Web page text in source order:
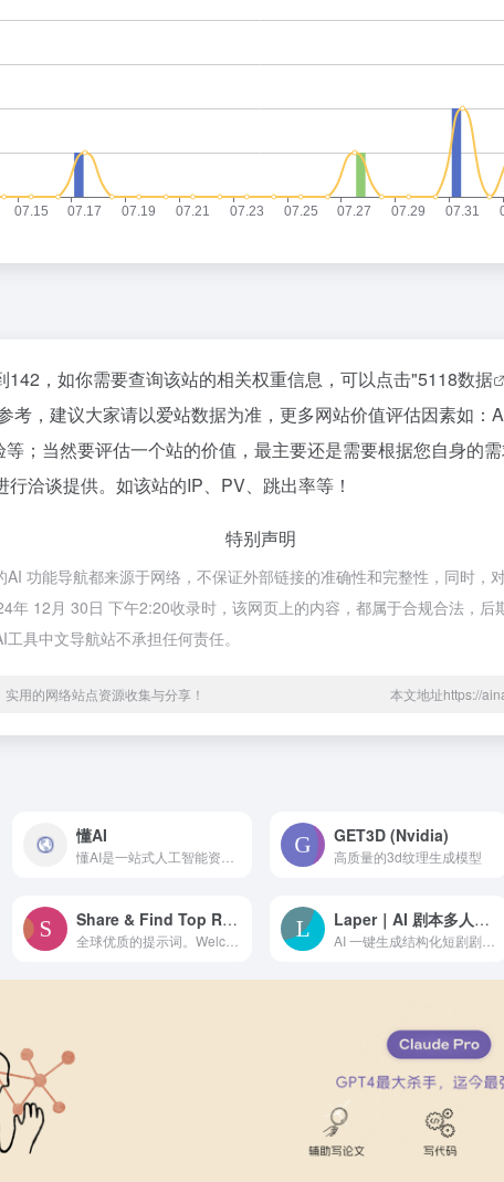
142，如你需要查询该站的相关权重信息，可以点击"5118数据
考，建议大家请以爱站数据为准，更多网站价值评估因素如：
；当然要评估一个站的价值，最主要还是需要根据您自身的
洽谈提供。如该站的IP、PV、跳出率等！
特别声明
功能导航都来源于网络，不保证外部链接的准确性和完整性，同时，
年 12月 30日 下午2:20收录时，该网页上的内容，都属于合规合法，后
具中文导航站不承担任何责任。
用的网络站点资源收集与分享！ 本文地址https://
懂AI GET3D (Nvidia)
高质量的3d纹理生成模型
Share & Find Top Rated ChatGPT Prompts
全球优质的提示词。Welcome to the ChatGPT prompts community where you can share your tried and tested prompts or find highly-voted prompts from others. Let&#039;s prompt!
Laper｜AI 剧本多人协作平台
AI 一键生成结构化短剧剧本，支持多人协同编辑，创作效率提升 80%，过稿率高适合长期变现